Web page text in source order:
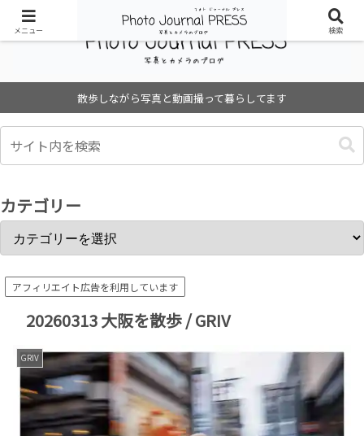
散歩しながら写真と動画撮って暮らしてます
カテゴリー
アフィリエイト広告を利用しています
20260313 大阪を散歩 / GRIV
GRIV
メニュー 検索